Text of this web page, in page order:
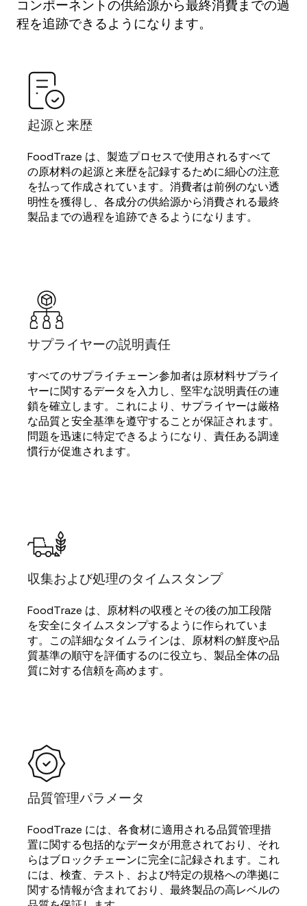
コンポーネントの供給源から最終消費までの過
程を追跡できるようになります。
起源と来歴
FoodTraze は、製造プロセスで使用されるすべて
の原材料の起源と来歴を記録するために細心の注意
を払って作成されています。消費者は前例のない透
明性を獲得し、各成分の供給源から消費される最終
製品までの過程を追跡できるようになります。
サプライヤーの説明責任
すべてのサプライチェーン参加者は原材料サプライ
ヤーに関するデータを入力し、堅牢な説明責任の連
鎖を確立します。これにより、サプライヤーは厳格
な品質と安全基準を遵守することが保証されます。
問題を迅速に特定できるようになり、責任ある調達
慣行が促進されます。
収集および処理のタイムスタンプ
FoodTraze は、原材料の収穫とその後の加工段階
を安全にタイムスタンプするように作られていま
す。この詳細なタイムラインは、原材料の鮮度や品
質基準の順守を評価するのに役立ち、製品全体の品
質に対する信頼を高めます。
品質管理パラメータ
FoodTraze には、各食材に適用される品質管理措
置に関する包括的なデータが用意されており、それ
らはブロックチェーンに完全に記録されます。これ
には、検査、テスト、および特定の規格への準拠に
関する情報が含まれており、最終製品の高レベルの